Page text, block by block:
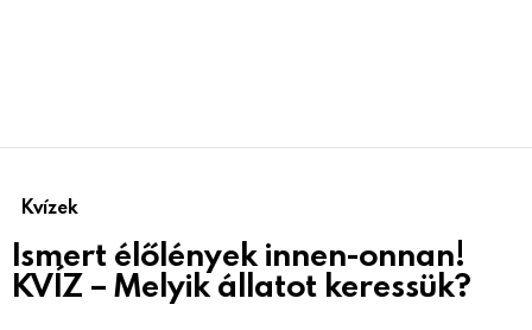
Kvízek
Ismert élőlények innen-onnan!
KVÍZ – Melyik állatot keressük?